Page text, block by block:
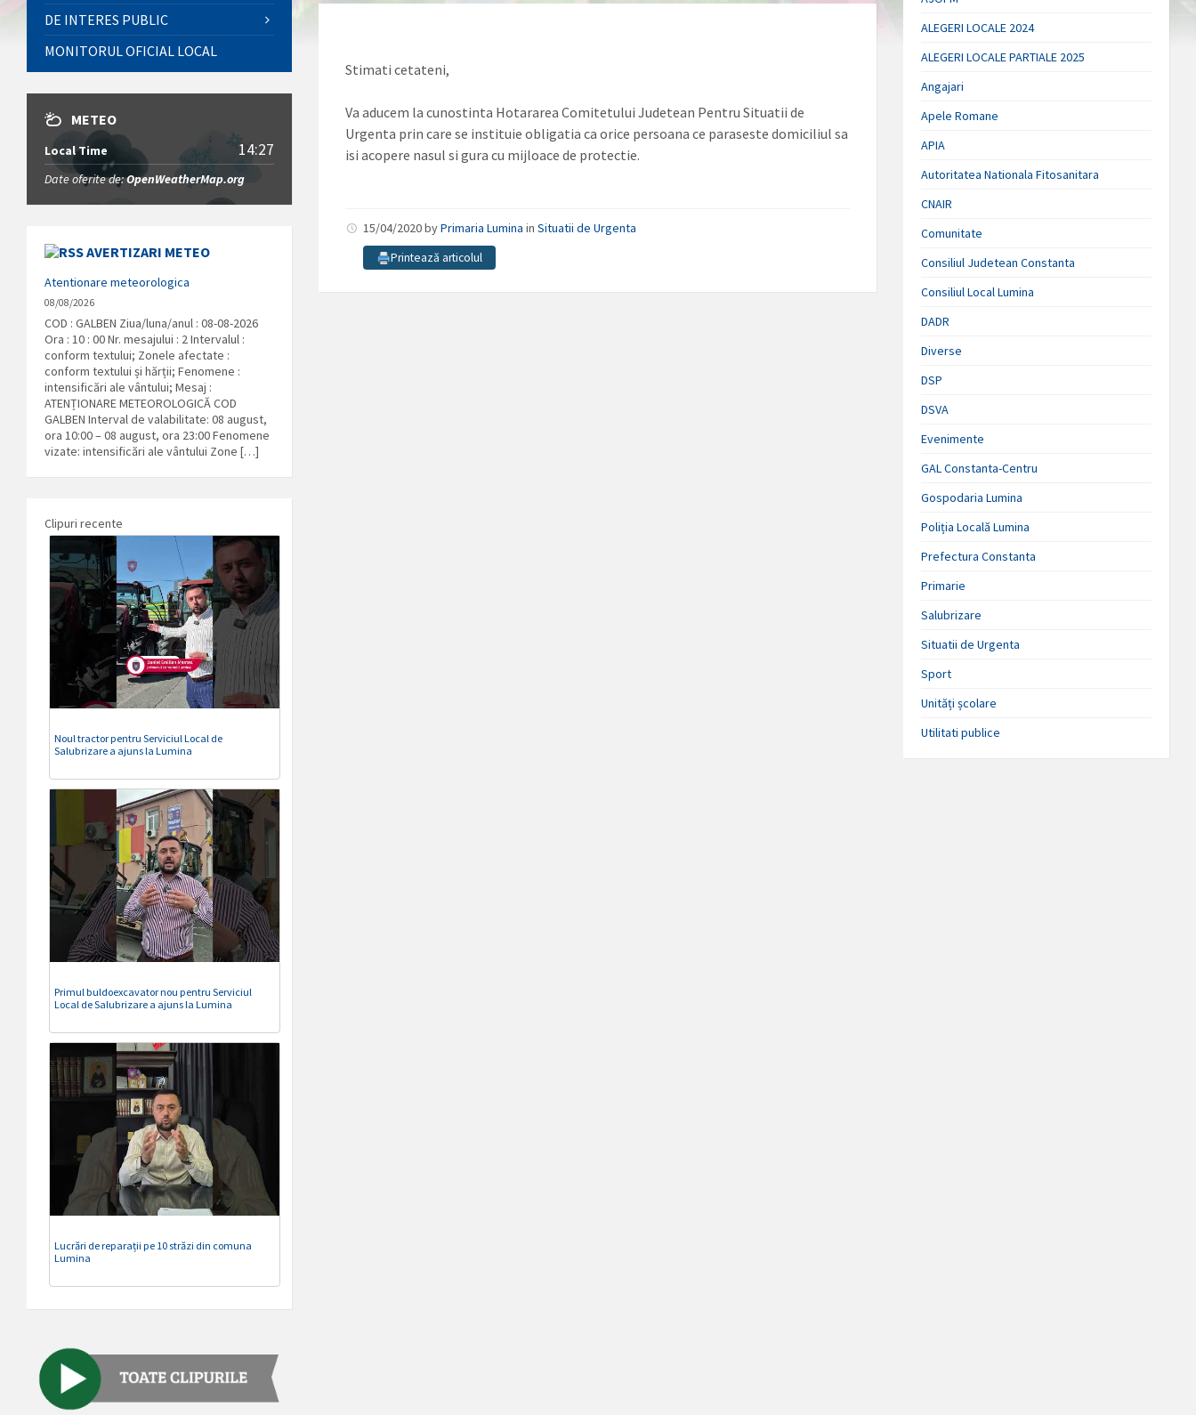
Stimati cetateni,
Va aducem la cunostinta Hotararea Comitetului Judetean Pentru Situatii de
Urgenta prin care se instituie obligatia ca orice persoana ce paraseste domiciliul sa
isi acopere nasul si gura cu mijloace de protectie.
15/04/2020byPrimaria Lumina inSituatii de Urgenta
Printează articolul
DE INTERES PUBLIC
MONITORUL OFICIAL LOCAL
METEO
Local Time 14:27
Date oferite de:OpenWeatherMap.org
AVERTIZARI METEO
Atentionare meteorologica
08/08/2026
COD : GALBEN Ziua/luna/anul : 08-08-2026
Ora : 10 : 00 Nr. mesajului : 2 Intervalul :
conform textului; Zonele afectate :
conform textului și hărții; Fenomene :
intensificări ale vântului; Mesaj :
ATENȚIONARE METEOROLOGICĂ COD
GALBEN Interval de valabilitate: 08 august,
ora 10:00 – 08 august, ora 23:00 Fenomene
vizate: intensificări ale vântului Zone […]
Clipuri recente
Noul tractor pentru Serviciul Local de
Salubrizare a ajuns la Lumina
Primul buldoexcavator nou pentru Serviciul
Local de Salubrizare a ajuns la Lumina
Lucrări de reparații pe 10 străzi din comuna
Lumina
ALEGERI LOCALE 2024
ALEGERI LOCALE PARTIALE 2025
Angajari
Apele Romane
APIA
Autoritatea Nationala Fitosanitara
CNAIR
Comunitate
Consiliul Judetean Constanta
Consiliul Local Lumina
DADR
Diverse
DSP
DSVA
Evenimente
GAL Constanta-Centru
Gospodaria Lumina
Poliția Locală Lumina
Prefectura Constanta
Primarie
Salubrizare
Situatii de Urgenta
Sport
Unități școlare
Utilitati publice